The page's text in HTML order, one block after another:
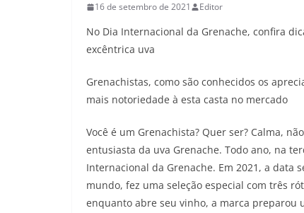
16 de setembro de 2021 Editor
No Dia Internacional da Grenache, confira
excêntrica uva
Grenachistas, como são conhecidos os
mais notoriedade à esta casta no mercado
Você é um Grenachista? Quer ser? Calma,
entusiasta da uva Grenache. Todo ano, na
Internacional da Grenache. Em 2021, a data
mundo, fez uma seleção especial com três
enquanto abre seu vinho, a marca preparou